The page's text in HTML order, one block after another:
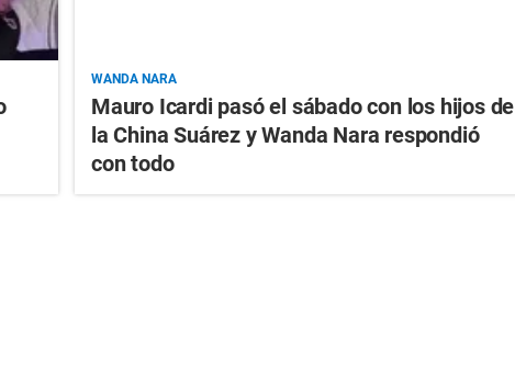
WANDA NARA
Mauro Icardi pasó el sábado con los hijos de
la China Suárez y Wanda Nara respondió
con todo